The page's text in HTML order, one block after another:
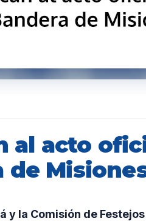
al acto
de
y la Comisión de